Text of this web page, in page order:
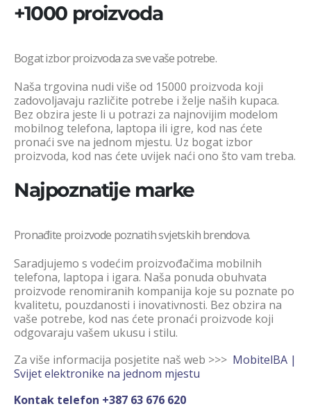
+1000 proizvoda
Bogat izbor proizvoda za sve vaše potrebe.
Naša trgovina nudi više od 15000 proizvoda koji
zadovoljavaju različite potrebe i želje naših kupaca.
Bez obzira jeste li u potrazi za najnovijim modelom
mobilnog telefona, laptopa ili igre, kod nas ćete
pronaći sve na jednom mjestu. Uz bogat izbor
proizvoda, kod nas ćete uvijek naći ono što vam treba.
Najpoznatije marke
Pronađite proizvode poznatih svjetskih brendova.
Saradjujemo s vodećim proizvođačima mobilnih
telefona, laptopa i igara. Naša ponuda obuhvata
proizvode renomiranih kompanija koje su poznate po
kvalitetu, pouzdanosti i inovativnosti. Bez obzira na
vaše potrebe, kod nas ćete pronaći proizvode koji
odgovaraju vašem ukusu i stilu.
Za više informacija posjetite naš web >>> MobitelBA |
Svijet elektronike na jednom mjestu
Kontak telefon +387 63 676 620